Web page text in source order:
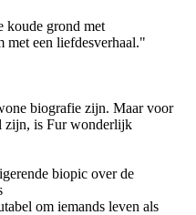
koude grond met
met een liefdesverhaal."
biografie zijn. Maar voor
zijn, is Fur wonderlijk
biopic over de
om iemands leven als